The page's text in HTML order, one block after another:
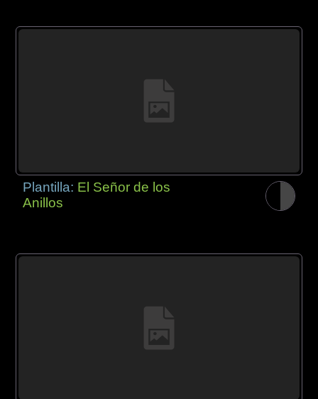
Plantilla: El Señor de los
Anillos